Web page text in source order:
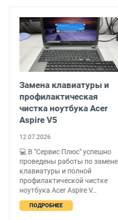
Замена клавиатуры и
профилактическая
чистка ноутбука Acer
Aspire V5
12.07.2026
💻 В "Сервис Плюс" успешно
проведены работы по замене
клавиатуры и полной
профилактической чистке
ноутбука Acer Aspire V…
ПОДРОБНЕЕ